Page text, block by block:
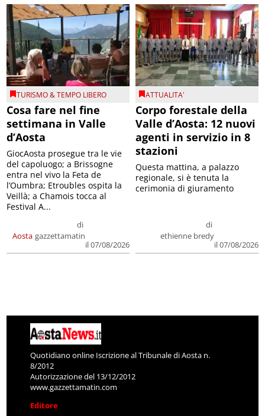
TURISMO & TEMPO LIBERO
Cosa fare nel fine
settimana in Valle
d’Aosta
Aosta
di
gazzettamatin
il 07/08/2026
GiocAosta prosegue tra le vie
del capoluogo; a Brissogne
entra nel vivo la Feta de
l’Oumbra; Etroubles ospita la
Veillà; a Chamois tocca al
Festival A...
ATTUALITA'
Corpo forestale della
Valle d’Aosta: 12 nuovi
agenti in servizio in 8
stazioni
di
ethienne bredy
il 07/08/2026
Questa mattina, a palazzo
regionale, si è tenuta la
cerimonia di giuramento
Quotidiano online Iscrizione al Tribunale di Aosta n.
8/2012
Autorizzazione del 13/12/2012
www.gazzettamatin.com
Editore